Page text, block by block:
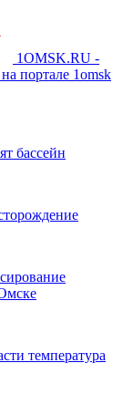
1OMSK.RU -
портале 1omsk
бассейн
температура